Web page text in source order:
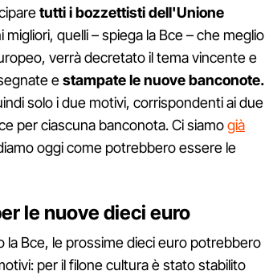
tutti i bozzettisti dell'Unione
migliori, quelli – spiega la Bce – che meglio
verrà decretato il tema vincente e
estampate le nuove banconote.
solo i due motivi, corrispondenti ai due
per ciascuna banconota. Ci siamogià
oggi come potrebbero essere le
le nuove dieci euro
la Bce, le prossime dieci euro potrebbero
per il filone cultura è stato stabilito